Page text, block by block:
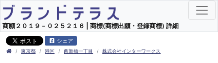
商願２０１９－０２５２１６ | 商標(商標出願・登録商標) 詳細
シェア
東京都 港区 西新橋一丁目 株式会社インターワークス